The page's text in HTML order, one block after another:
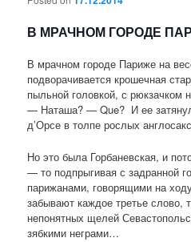
В МРАЧНОМ ГОРОДЕ
В мрачном городе Париже на
подворачивается крошечная
пыльной головкой, с рюкзачком
— Наташа? — Que? И ее
д’Орсе в толпе рослых
Но это была Горбаневская, и
— то подпрыгивая с задранной
парижанами, говорящими на
забывают каждое третье слово,
непонятных щелей
зябкими неграми…